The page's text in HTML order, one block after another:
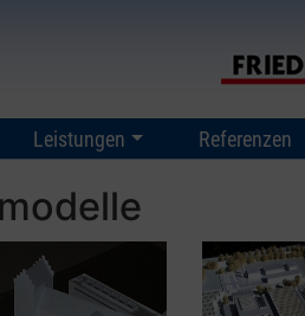
Leistungen Referenzen